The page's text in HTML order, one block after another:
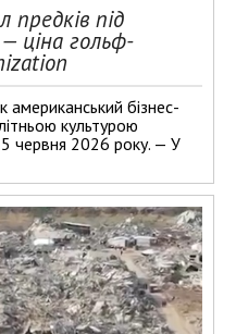
предків під
ціна гольф-
американський бізнес-
культурою
червня 2026 року. — У